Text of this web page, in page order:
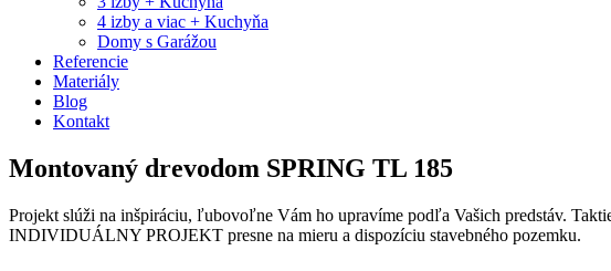
4 izby a viac + Kuchyňa
Domy s Garážou
Referencie
Materiály
Blog
Kontakt
Montovaný drevodom SPRING TL 185
Projekt slúži na inšpiráciu, ľubovoľne Vám ho upravíme podľa Vašich predstáv.
INDIVIDUÁLNY PROJEKT presne na mieru a dispozíciu stavebného pozemku.